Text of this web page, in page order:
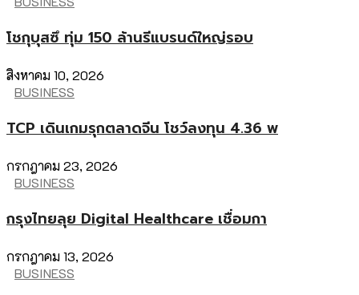
โชกุบุสซึ ทุ่ม 150 ล้านรีแบรนด์ใหญ่รอบ
สิงหาคม 10, 2026
BUSINESS
TCP เดินเกมรุกตลาดจีน โชว์ลงทุน 4.36 พ
กรกฎาคม 23, 2026
BUSINESS
กรุงไทยลุย Digital Healthcare เชื่อมกา
กรกฎาคม 13, 2026
BUSINESS